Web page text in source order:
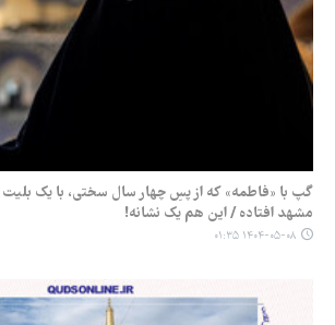
گپ با «فاطمه» که از پسِ چهار سال سختی، با یک
مشهد افتاده / این هم یک نشانه!
۱۴۰۴-۰۵-۰۸ ۰۱:۳۵